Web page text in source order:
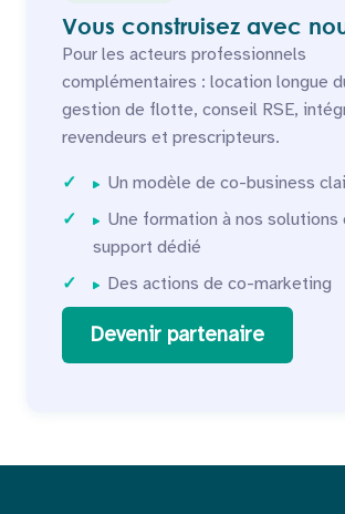
Vous construisez avec
Pour les acteurs professionnels
complémentaires : location longue
gestion de flotte, conseil RSE,
revendeurs et prescripteurs.
Un modèle de co-business
Une formation à nos solutions
support dédié
Des actions de co-marketing
Devenir partenaire